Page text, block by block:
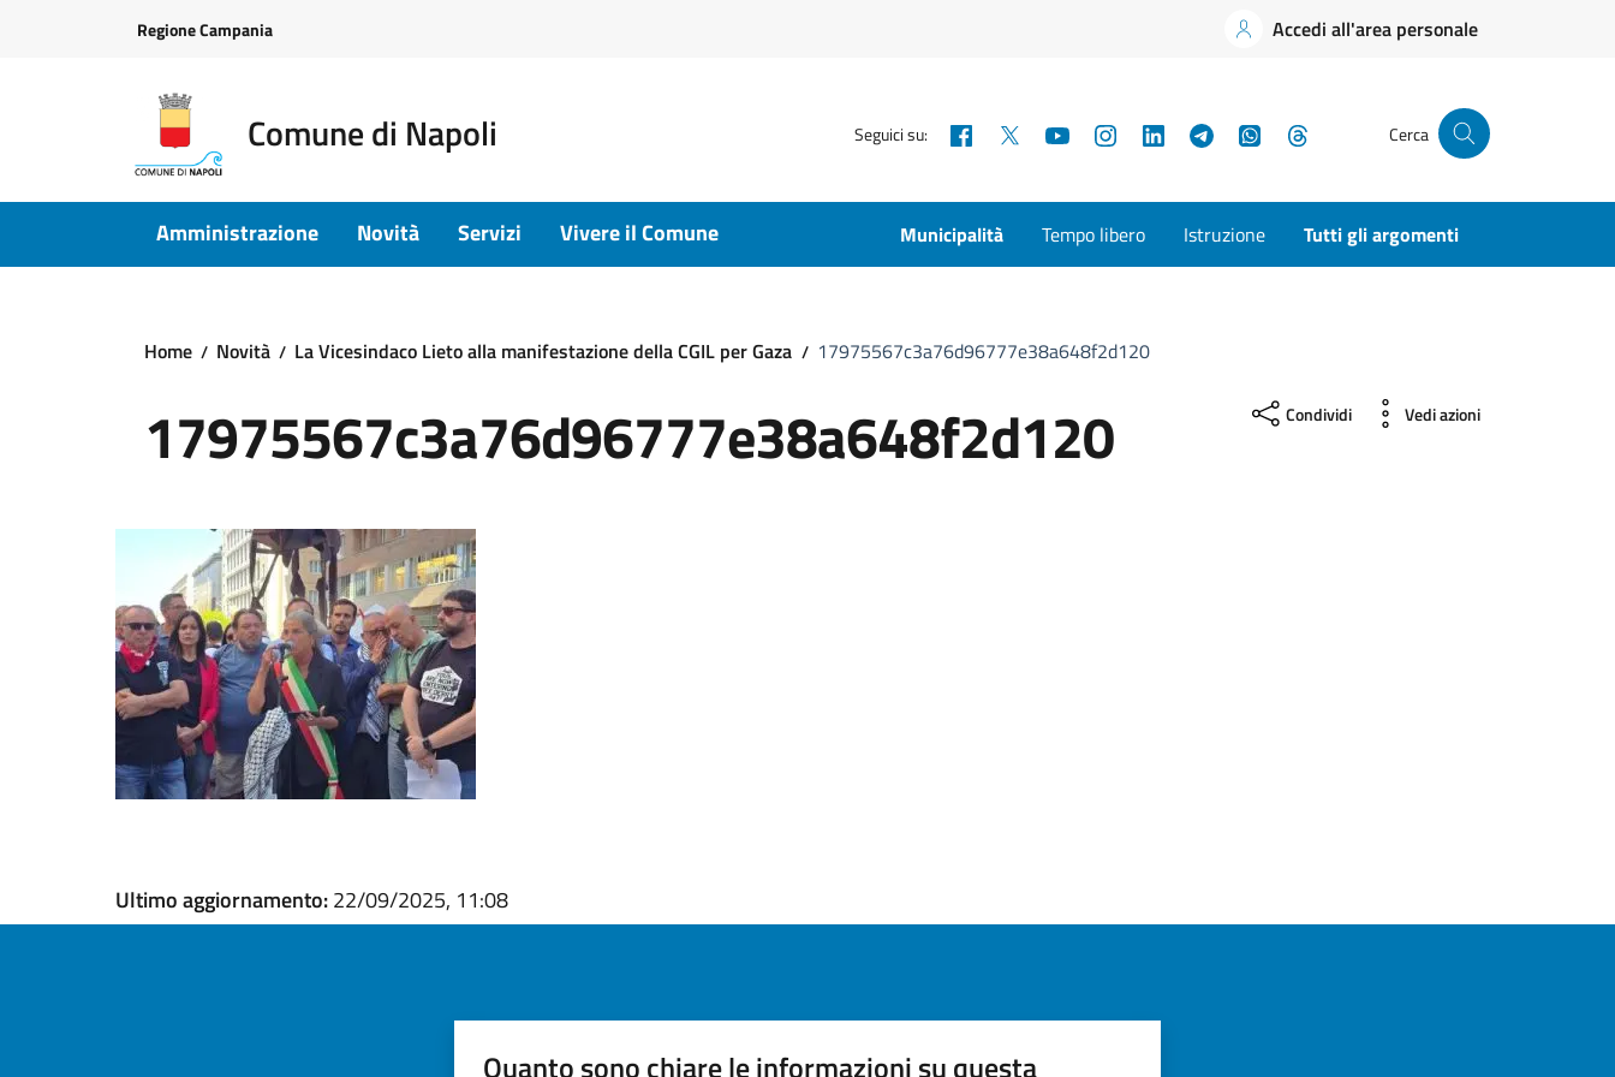
Regione Campania Accedi all'area personale
Comune di Napoli Seguici su: Facebook YouTubeInstagramLinkedInTelegramWhatsApp Cerca
Amministrazione Novità Servizi Vivere il Comune Municipalità Tempo libero Istruzione Tutti gli argomenti
Home Novità La Vicesindaco Lieto alla manifestazione della CGIL per Gaza 17975567c3a76d96777e38a648f2d120
17975567c3a76d96777e38a648f2d120 Condividi Vedi azioni
Ultimo aggiornamento:22/09/2025, 11:08
Quanto sono chiare le informazioni su questa